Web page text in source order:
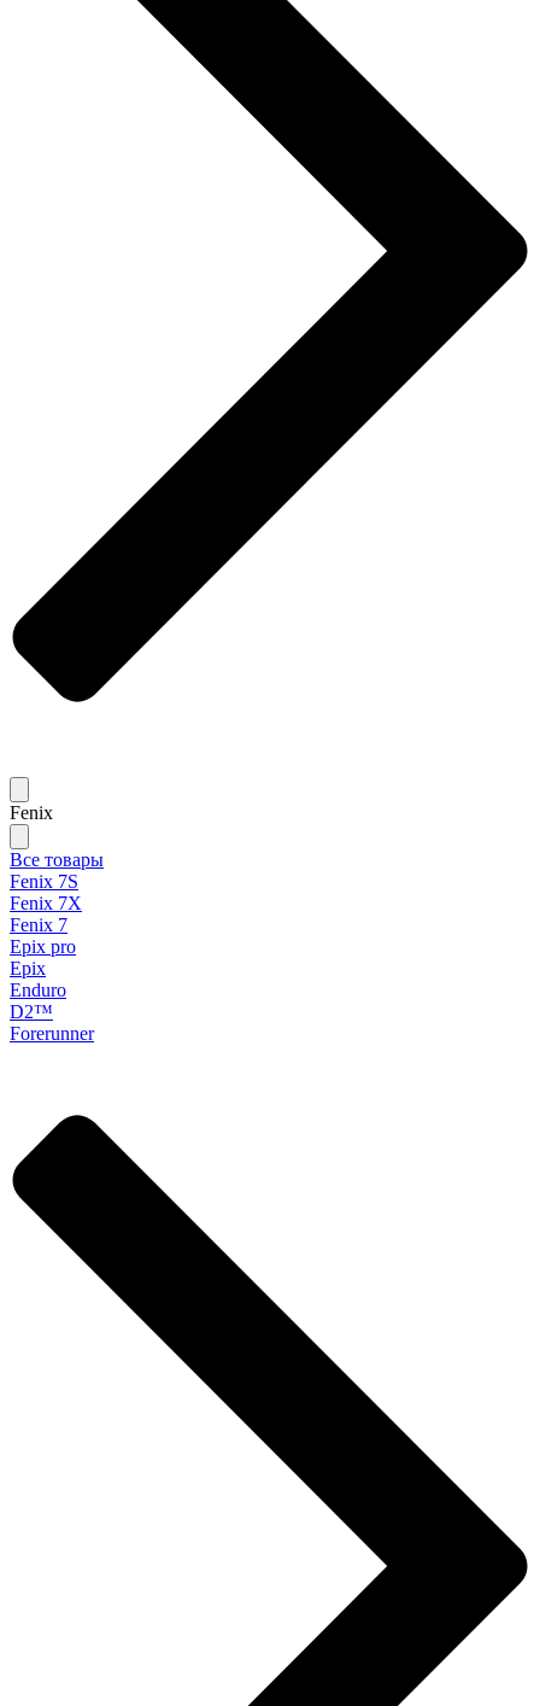
Fenix
Все товары
Fenix 7S
Fenix 7X
Fenix 7
Epix pro
Epix
Enduro
D2™
Forerunner